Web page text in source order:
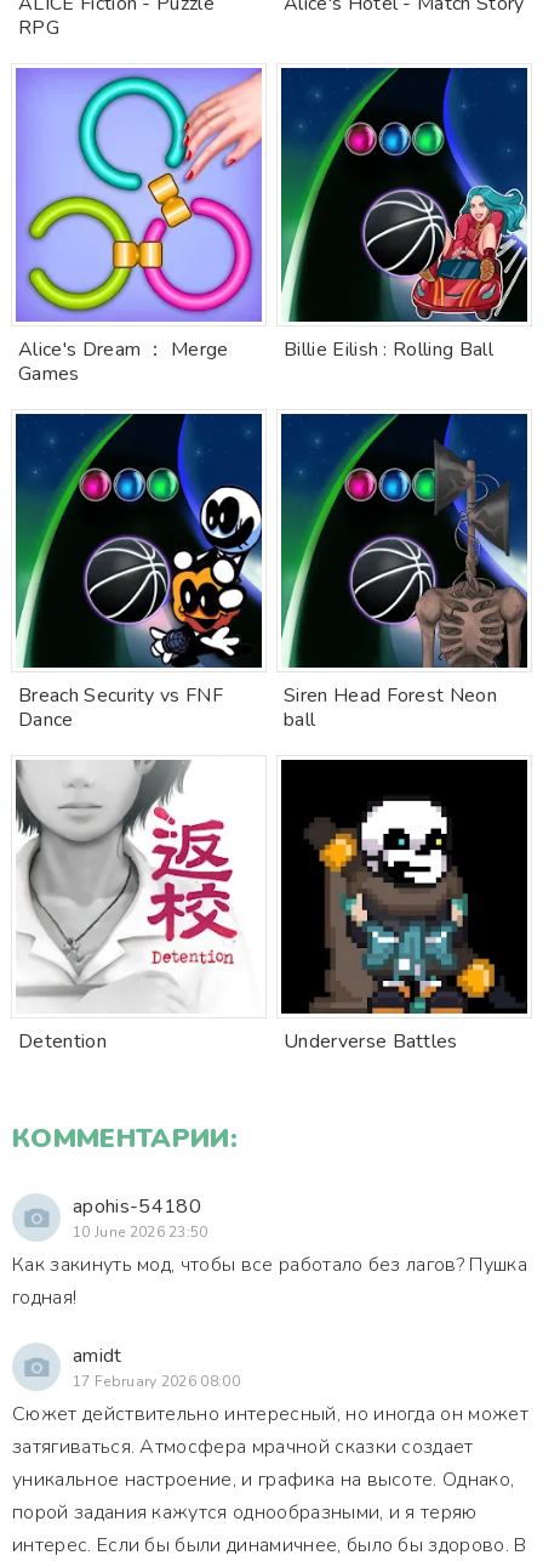
RPG
Alice's Dream ： Merge
Games
Billie Eilish : Rolling Ball
Breach Security vs FNF
Dance
Siren Head Forest Neon
ball
Detention Underverse Battles
КОММЕНТАРИИ:
apohis-54180
10 June 2026 23:50
Как закинуть мод, чтобы все работало без лагов? Пушка
годная!
amidt
17 February 2026 08:00
Сюжет действительно интересный, но иногда он может
затягиваться. Атмосфера мрачной сказки создает
уникальное настроение, и графика на высоте. Однако,
порой задания кажутся однообразными, и я теряю
интерес. Если бы были динамичнее, было бы здорово. В